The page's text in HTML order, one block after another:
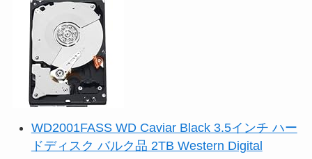
WD2001FASS WD Caviar Black 3.5インチ ハー
ドディスク バルク品 2TB Western Digital